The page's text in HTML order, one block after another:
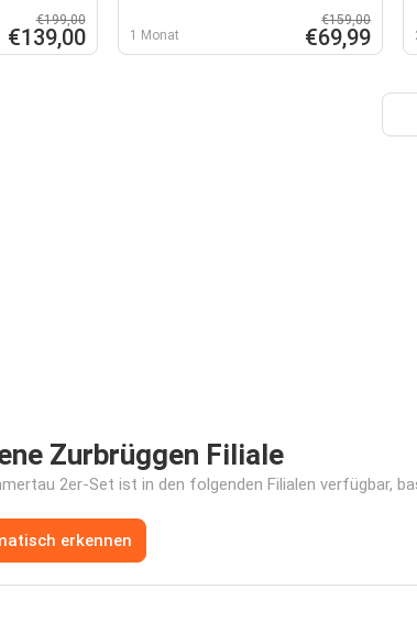
€199,00
€139,00 1 Monat
€159,00
€69,99
Zurbrüggen Filiale
2er-Set ist in den folgenden Filialen verfügbar,
erkennen